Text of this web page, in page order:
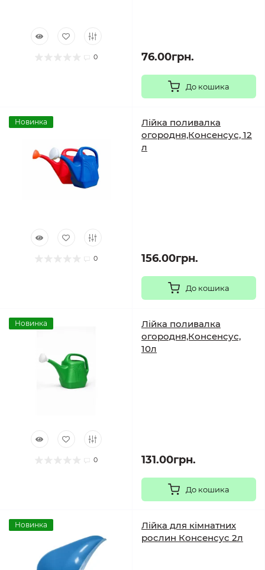
0 76.00грн.
До кошика
Новинка
0
Лійка поливалка
огородня,Консенсус, 12
л
156.00грн.
До кошика
Новинка
0
Лійка поливалка
огородня,Консенсус,
10л
131.00грн.
До кошика
Новинка
Лійка для кімнатних
рослин Консенсус 2л